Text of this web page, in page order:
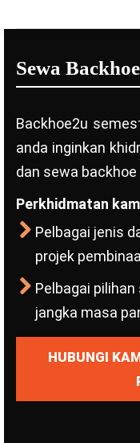
Sewa
Backhoe2u
anda inginkan
dan sewa backhoe
Perkhidmatan
Pelbagai jenis
projek
Pelbagai
jangka masa
HUBUNGI